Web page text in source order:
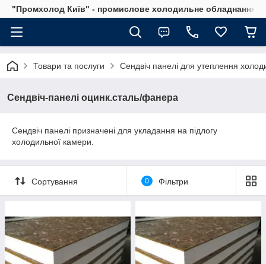
"Промхолод Київ" - промислове холодильне обладнання.
Товари та послуги Сендвіч панелі для утеплення
Сендвіч-панелі оцинк.сталь/фанера
Сендвіч панелі призначені для укладання на підлогу
холодильної камери.
Сортування 0 Фільтри